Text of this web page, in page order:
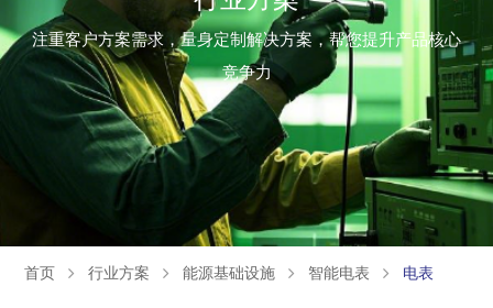
注重客户方案需求，量身定制解决方案，帮您提升产品核心
竞争力
首页 行业方案 能源基础设施 智能电表 电表